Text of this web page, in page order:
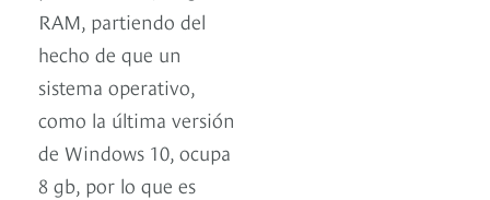
RAM, partiendo del
hecho de que un
sistema operativo,
como la última versión
de Windows 10, ocupa
8 gb, por lo que es